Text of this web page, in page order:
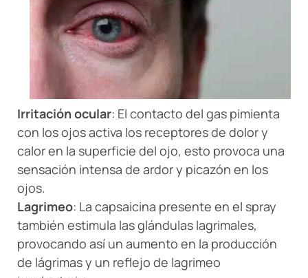
Irritación ocular: El contacto del gas pimienta
con los ojos activa los receptores de dolor y
calor en la superficie del ojo, esto provoca una
sensación intensa de ardor y picazón en los
ojos.
Lagrimeo: La capsaicina presente en el spray
también estimula las glándulas lagrimales,
provocando así un aumento en la producción
de lágrimas y un reflejo de lagrimeo